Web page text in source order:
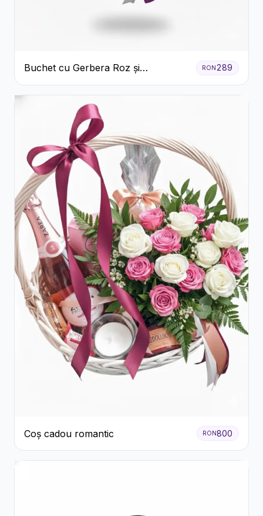
Buchet cu Gerbera Roz și
Crizanteme Verzi
RON289
Coș cadou romantic RON800